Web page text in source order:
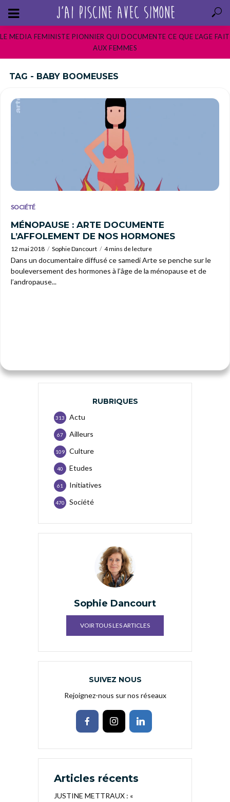
LE MEDIA FEMINISTE PIONNIER QUI DOCUMENTE CE QUE L’AGE FAIT
AUX FEMMES
TAG - BABY BOOMEUSES
SOCIÉTÉ
MÉNOPAUSE : ARTE DOCUMENTE
L’AFFOLEMENT DE NOS HORMONES
12 mai 2018 Sophie Dancourt 4 mins de lecture
Dans un documentaire diffusé ce samedi Arte se penche sur le
bouleversement des hormones à l’âge de la ménopause et de
l’andropause...
RUBRIQUES
Actu
313
Ailleurs
67
Culture
109
Etudes
40
Initiatives
61
Société
470
Sophie Dancourt
VOIR TOUS LES ARTICLES
SUIVEZ NOUS
Rejoignez-nous sur nos réseaux
Articles récents
JUSTINE METTRAUX : «